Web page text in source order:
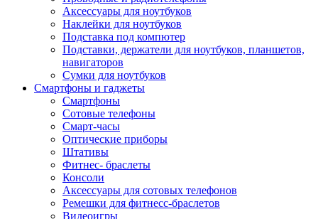
Аксессуары для ноутбуков
Наклейки для ноутбуков
Подставка под компютер
Подставки, держатели для ноутбуков, планшетов,
навигаторов
Сумки для ноутбуков
Смартфоны и гаджеты
Смартфоны
Сотовые телефоны
Смарт-часы
Оптические приборы
Штативы
Фитнес- браслеты
Консоли
Аксессуары для сотовых телефонов
Ремешки для фитнесс-браслетов
Видеоигры